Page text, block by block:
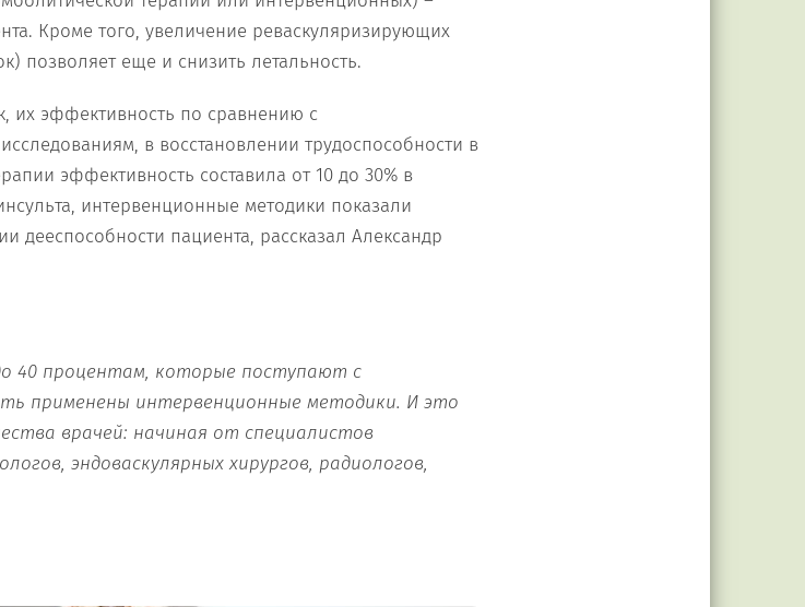
Кроме того, увеличение реваскуляризирующих
позволяет еще и снизить летальность.
их эффективность по сравнению с
в восстановлении трудоспособности в
эффективность составила от 10 до 30% в
интервенционные методики показали
дееспособности пациента, рассказал Александр
40 процентам, которые поступают с
применены интервенционные методики. И это
врачей: начиная от специалистов
эндоваскулярных хирургов, радиологов,